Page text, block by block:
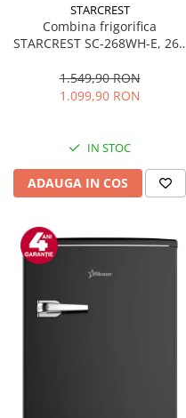
STARCREST
Combina frigorifica
STARCREST SC-268WH-E, 268
Termostat reglabil, Iluminare
LED, Picioare ajustabile, Usi
1.549,90 RON
1.099,90 RON
IN STOC
ADAUGA IN COS